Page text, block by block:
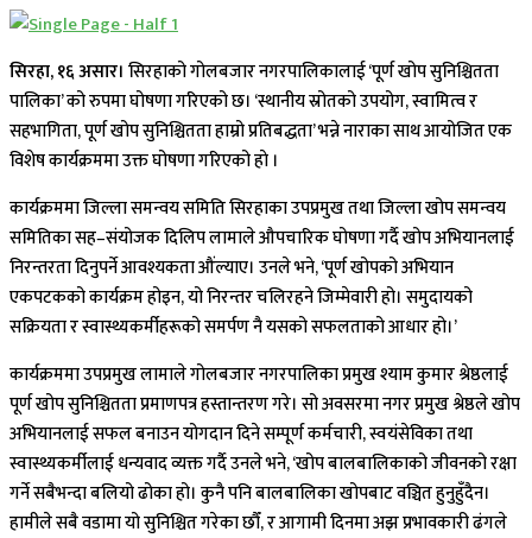
सिरहा, १६ असार। सिरहाको गोलबजार नगरपालिकालाई ‘पूर्ण खोप सुनिश्चितता
पालिका’ को रुपमा घोषणा गरिएको छ। ‘स्थानीय स्रोतको उपयोग, स्वामित्व र
सहभागिता, पूर्ण खोप सुनिश्चितता हाम्रो प्रतिबद्धता’ भन्ने नाराका साथ आयोजित एक
विशेष कार्यक्रममा उक्त घोषणा गरिएको हाे ।
कार्यक्रममा जिल्ला समन्वय समिति सिरहाका उपप्रमुख तथा जिल्ला खोप समन्वय
समितिका सह–संयोजक दिलिप लामाले औपचारिक घोषणा गर्दै खोप अभियानलाई
निरन्तरता दिनुपर्ने आवश्यकता औंल्याए। उनले भने, ‘पूर्ण खोपको अभियान
एकपटकको कार्यक्रम होइन, यो निरन्तर चलिरहने जिम्मेवारी हो। समुदायको
सक्रियता र स्वास्थ्यकर्मीहरूको समर्पण नै यसको सफलताको आधार हो।’
कार्यक्रममा उपप्रमुख लामाले गोलबजार नगरपालिका प्रमुख श्याम कुमार श्रेष्ठलाई
पूर्ण खोप सुनिश्चितता प्रमाणपत्र हस्तान्तरण गरे। सो अवसरमा नगर प्रमुख श्रेष्ठले खोप
अभियानलाई सफल बनाउन योगदान दिने सम्पूर्ण कर्मचारी, स्वयंसेविका तथा
स्वास्थ्यकर्मीलाई धन्यवाद व्यक्त गर्दै उनले भने, ‘खोप बालबालिकाको जीवनको रक्षा
गर्ने सबैभन्दा बलियो ढोका हो। कुनै पनि बालबालिका खोपबाट वञ्चित हुनुहुँदैन।
हामीले सबै वडामा यो सुनिश्चित गरेका छौँ, र आगामी दिनमा अझ प्रभावकारी ढंगले